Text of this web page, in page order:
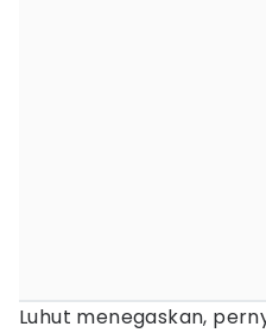
Luhut menegaskan,